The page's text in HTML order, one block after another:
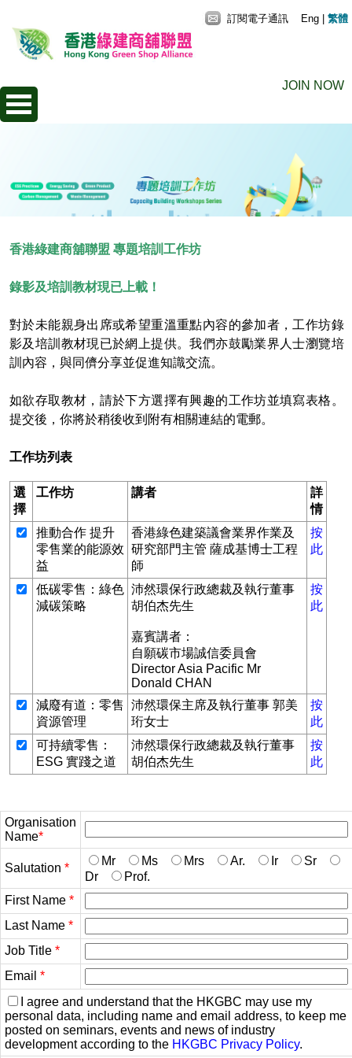
JOIN NOW
訂閱電子通訊 Eng 繁體
香港綠建商舖聯盟 專題培訓工作坊
錄影及培訓教材現已上載！
對於未能親身出席或希望重溫重點內容的參加者，工作坊錄
影及培訓教材現已於網上提供。我們亦鼓勵業界人士瀏覽培
訓內容，與同儕分享並促進知識交流。
如欲存取教材，請於下方選擇有興趣的工作坊並填寫表格。
提交後，你將於稍後收到附有相關連結的電郵。
工作坊列表
選
擇
工作坊 講者
詳
情
推動合作 提升
零售業的能源效
益
香港綠色建築議會業界作業及
研究部門主管 薩成基博士工程
師
按
此
低碳零售：綠色
減碳策略
沛然環保行政總裁及執行董事
胡伯杰先生
嘉賓講者：
自願碳市場誠信委員會
Director Asia Pacific Mr
Donald CHAN
按
此
減廢有道：零售
資源管理
沛然環保主席及執行董事 郭美
珩女士
按
此
可持續零售：
ESG 實踐之道
沛然環保行政總裁及執行董事
胡伯杰先生
按
此
Organisation
Name*
Salutation *
Mr Ms Mrs Ar. Ir
Sr
Dr
Prof.
First Name *
Last Name *
Job Title *
Email *
I agree and understand that the HKGBC may use my
personal data, including name and email address, to keep me
posted on seminars, events and news of industry
development according to the HKGBC Privacy Policy.